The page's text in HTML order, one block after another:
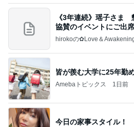
《3年連続》瑶子さま
協賛のイベントにご出
すぎ
hirokoの✿Love＆
皆が羨む大学に25年勤
Amebaトピックス 1日前
今日の家事スタイル！